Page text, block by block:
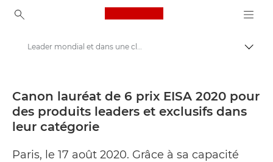
Canon Logo, back to
Presse
Communiqués de presse - Centre de presse Canon
Leader mondial et dans une classe à part - Canon remporte six prix EISA 2020 - Centre de presse Canon
Canon lauréat de 6 prix EISA 2020 pour
des produits leaders et exclusifs dans
leur catégorie
Paris, le 17 août 2020. Grâce à sa capacité